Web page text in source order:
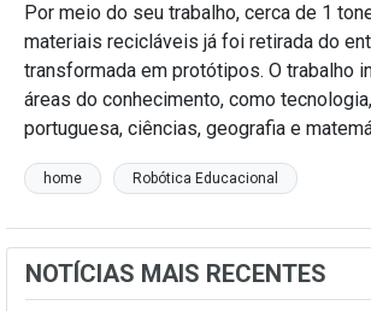
Por meio do seu trabalho, cerca de 1
materiais recicláveis já foi retirada do
transformada em protótipos. O trabalho
áreas do conhecimento, como
portuguesa, ciências, geografia e
home Robótica Educacional
NOTÍCIAS MAIS RECENTES